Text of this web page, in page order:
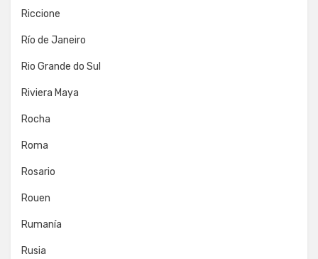
Riccione
Río de Janeiro
Rio Grande do Sul
Riviera Maya
Rocha
Roma
Rosario
Rouen
Rumanía
Rusia